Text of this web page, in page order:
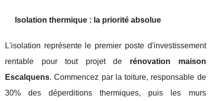
Isolation thermique : la priorité absolue
L'isolation représente le premier poste d'investissement
rentable pour tout projet de rénovation maison
Escalquens. Commencez par la toiture, responsable de
30% des déperditions thermiques, puis les murs